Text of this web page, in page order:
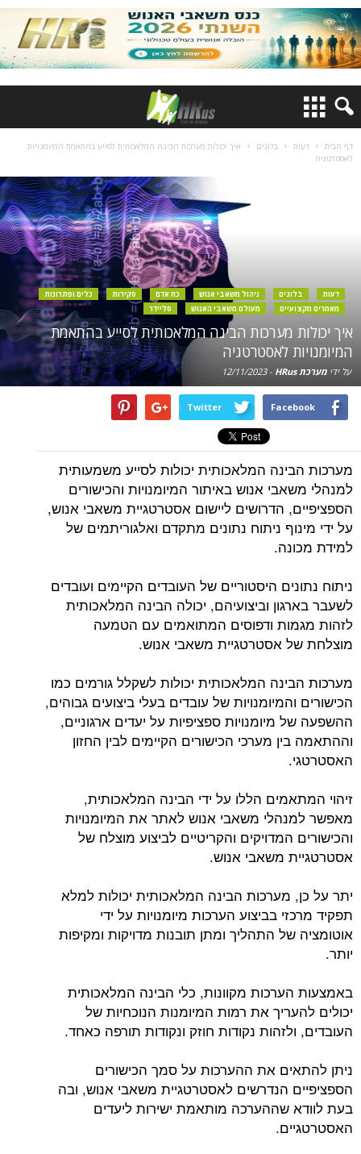
דף הבית דעות בלוגים
איך יכולות מערכות הבינה המלאכותית לסייע בהתאמת המיומנויות
לאסטרטגיה
דעות בלוגים ניהול משאבי אנוש כח אדם סקירות
כלים ופתרונות
מאמרים מקצועיים
מעולם משאבי האנוש סליידר
איך יכולות מערכות הבינה המלאכותית לסייע בהתאמת
המיומנויות לאסטרטגיה
על ידי מערכת HRus -
12/11/2023
Facebook
Twitter
מערכות הבינה המלאכותית יכולות לסייע משמעותית
למנהלי משאבי אנוש באיתור המיומנויות והכישורים
הספציפיים, הדרושים ליישום אסטרטגיית משאבי אנוש,
על ידי מינוף ניתוח נתונים מתקדם ואלגוריתמים של
למידת מכונה.
ניתוח נתונים היסטוריים של העובדים הקיימים ועובדים
לשעבר בארגון וביצועיהם, יכולה הבינה המלאכותית
לזהות מגמות ודפוסים המתואמים עם הטמעה
מוצלחת של אסטרטגיית משאבי אנוש.
מערכות הבינה המלאכותית יכולות לשקלל גורמים כמו
הכישורים והמיומנויות של עובדים בעלי ביצועים גבוהים,
ההשפעה של מיומנויות ספציפיות על יעדים ארגוניים,
וההתאמה בין מערכי הכישורים הקיימים לבין החזון
האסטרטגי.
זיהוי המתאמים הללו על ידי הבינה המלאכותית,
מאפשר למנהלי משאבי אנוש לאתר את המיומנויות
והכישורים המדויקים והקריטיים לביצוע מוצלח של
אסטרטגיית משאבי אנוש.
יתר על כן, מערכות הבינה המלאכותית יכולות למלא
תפקיד מרכזי בביצוע הערכות מיומנויות על ידי
אוטומציה של התהליך ומתן תובנות מדויקות ומקיפות
יותר.
באמצעות הערכות מקוונות, כלי הבינה המלאכותית
יכולים להעריך את רמות המיומנות הנוכחיות של
העובדים, ולזהות נקודות חוזק ונקודות תורפה כאחד.
ניתן להתאים את ההערכות על סמך הכישורים
הספציפיים הנדרשים לאסטרטגיית משאבי אנוש, ובה
בעת לוודא שההערכה מותאמת ישירות ליעדים
האסטרטגיים.